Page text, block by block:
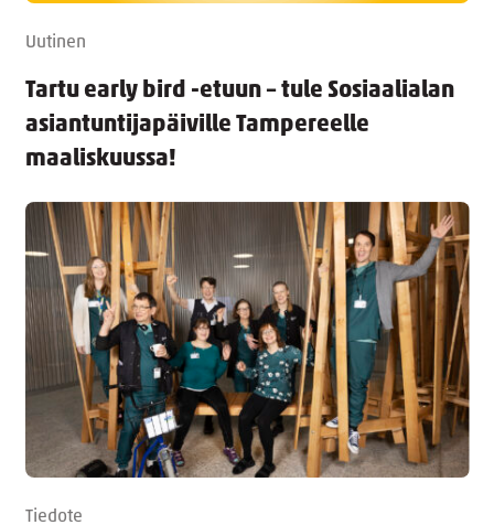
Uutinen
Tartu early bird -etuun – tule Sosiaalialan
asiantuntijapäiville Tampereelle
maaliskuussa!
Tiedote